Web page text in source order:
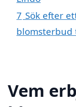
7 Sök efter
Vem